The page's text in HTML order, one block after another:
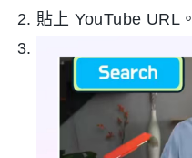
貼上 YouTube URL。